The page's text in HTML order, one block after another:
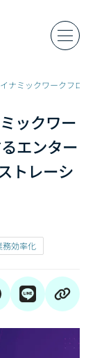
ナミックワークフロ
ックワー
エンター
トレーシ
務効率化